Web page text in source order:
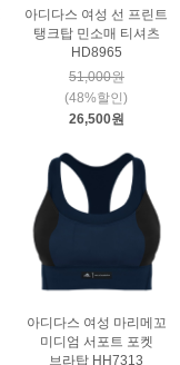
아디다스 여성 선 프린트
탱크탑 민소매 티셔츠
HD8965
51,000원
(48%할인)
26,500원
아디다스 여성 마리메꼬
미디엄 서포트 포켓
브라탑 HH7313